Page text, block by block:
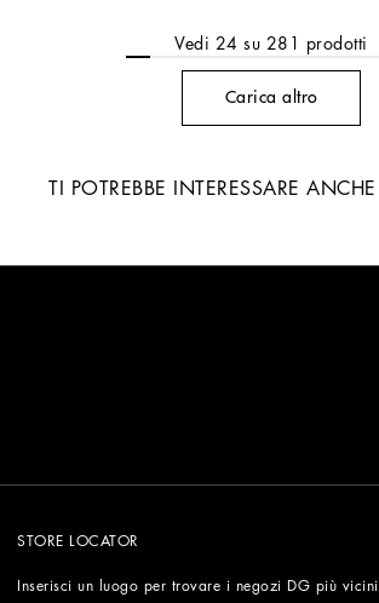
Vedi 24 su 281 prodotti
Carica altro
TI POTREBBE INTERESSARE ANCHE
STORE LOCATOR
Inserisci un luogo per trovare i negozi DG più vicini